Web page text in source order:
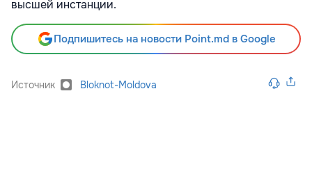
высшей инстанции.
Подпишитесь на новости Point.md в Google
Источник Bloknot-Moldova